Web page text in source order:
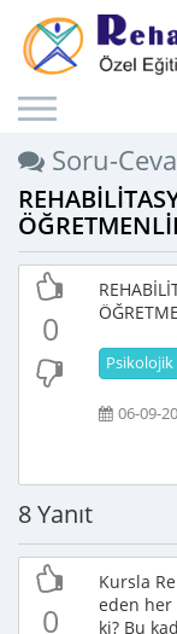
Soru-
0
Psikolojik
06-09-
8 Yanıt
0
Kursla
eden her
ki? Bu